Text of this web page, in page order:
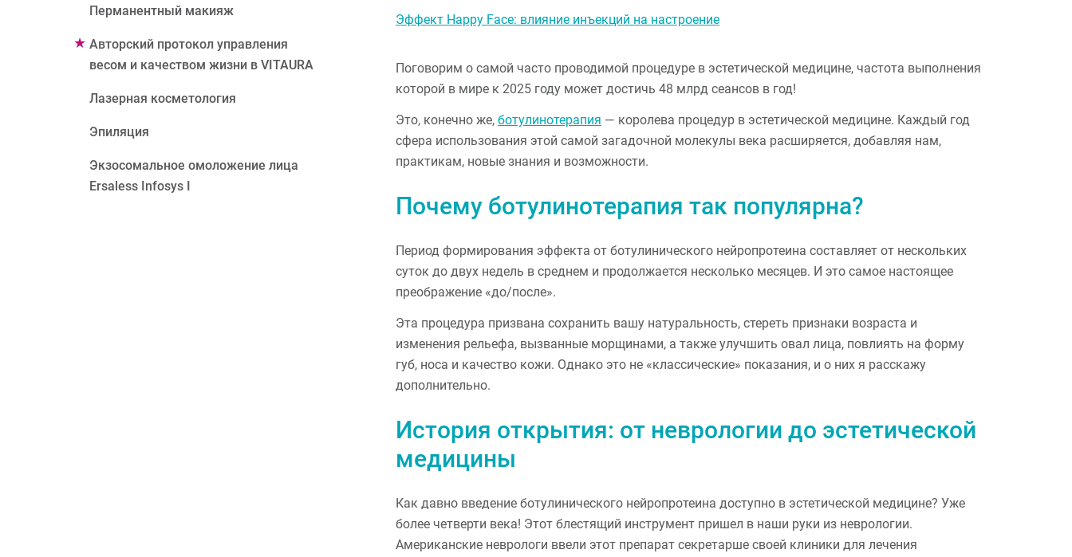
Эффект Happy Face: влияние инъекций на настроение
Поговорим о самой часто проводимой процедуре в эстетической медицине, частота выполнения
которой в мире к 2025 году может достичь 48 млрд сеансов в год!
Это, конечно же, ботулинотерапия — королева процедур в эстетической медицине. Каждый год
сфера использования этой самой загадочной молекулы века расширяется, добавляя нам,
практикам, новые знания и возможности.
Почему ботулинотерапия так популярна?
Период формирования эффекта от ботулинического нейропротеина составляет от нескольких
суток до двух недель в среднем и продолжается несколько месяцев. И это самое настоящее
преображение «до/после».
Эта процедура призвана сохранить вашу натуральность, стереть признаки возраста и
изменения рельефа, вызванные морщинами, а также улучшить овал лица, повлиять на форму
губ, носа и качество кожи. Однако это не «классические» показания, и о них я расскажу
дополнительно.
История открытия: от неврологии до эстетической
медицины
Как давно введение ботулинического нейропротеина доступно в эстетической медицине? Уже
более четверти века! Этот блестящий инструмент пришел в наши руки из неврологии.
Американские неврологи ввели этот препарат секретарше своей клиники для лечения
Перманентный макияж
Авторский протокол управления
весом и качеством жизни в VITAURA
Лазерная косметология
Эпиляция
Экзосомальное омоложение лица
Ersaless Infosys I